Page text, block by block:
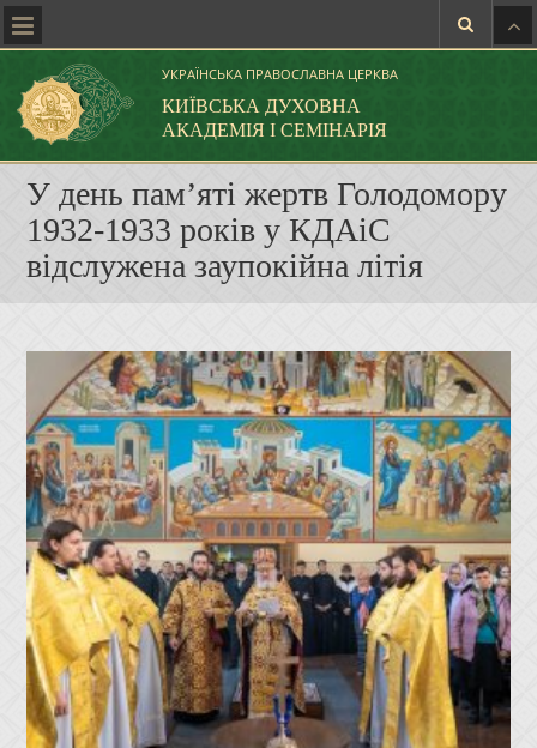
УКРАЇНСЬКА ПРАВОСЛАВНА ЦЕРКВА
КИЇВСЬКА ДУХОВНА
АКАДЕМІЯ І СЕМІНАРІЯ
У день памʼяті жертв Голодомору
1932-1933 років у КДАіС
відслужена заупокійна літія